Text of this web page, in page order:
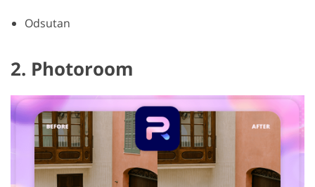
Odsutan
2. Photoroom